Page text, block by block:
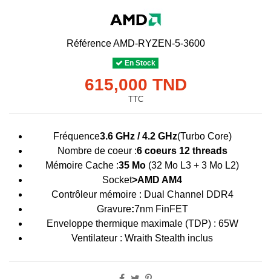
Référence AMD-RYZEN-5-3600
En Stock
615,000 TND
TTC
Fréquence3.6 GHz / 4.2 GHz(Turbo Core)
Nombre de coeur :6 coeurs 12 threads
Mémoire Cache :35 Mo (32 Mo L3 + 3 Mo L2)
Socket>AMD AM4
Contrôleur mémoire : Dual Channel DDR4
Gravure:7nm FinFET
Enveloppe thermique maximale (TDP) : 65W
Ventilateur : Wraith Stealth inclus